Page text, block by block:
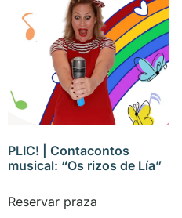
PLIC! | Contacontos
musical: “Os rizos de Lía”
Reservar praza